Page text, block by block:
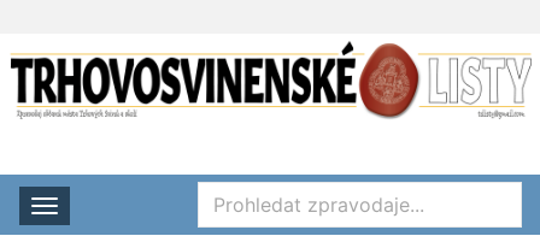
Rozbalit nabídku